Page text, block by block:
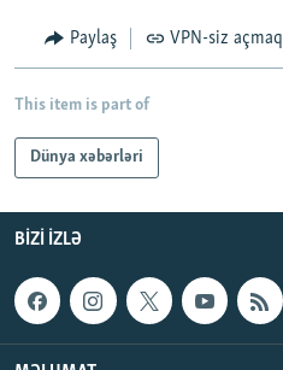
BIZIMLƏ ƏLAQƏ
XƏBƏR BÜLLETENLƏRIMIZ
Paylaş VPN-siz açmaq
This item is part of
Dünya xəbərləri
BIZI IZLƏ